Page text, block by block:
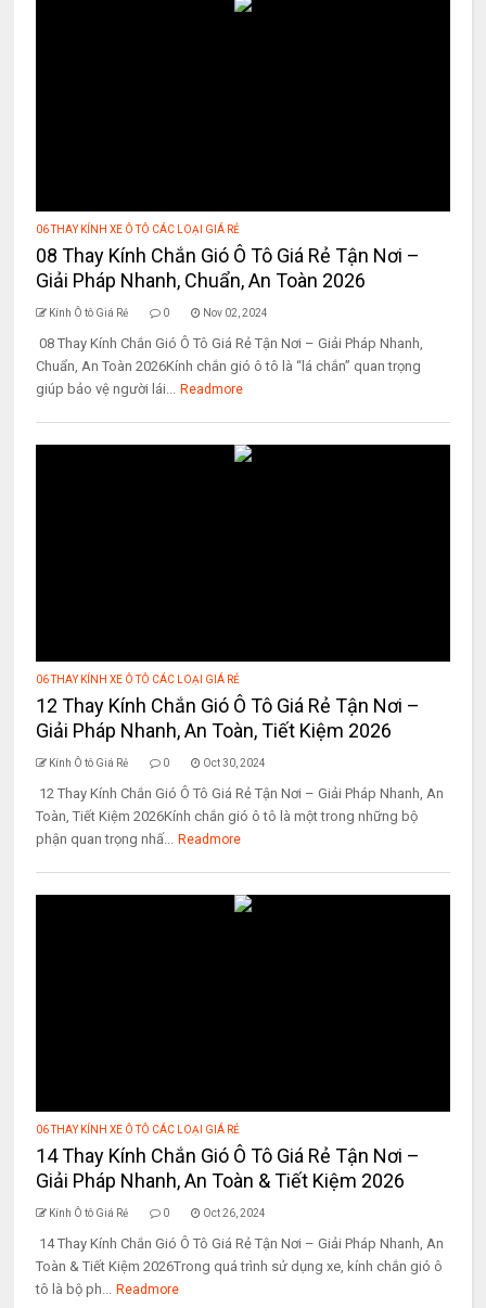
06 THAY KÍNH XE Ô TÔ CÁC LOẠI GIÁ RẺ
08 Thay Kính Chắn Gió Ô Tô Giá Rẻ Tận Nơi –
Giải Pháp Nhanh, Chuẩn, An Toàn 2026
Kính Ô tô Giá Rẻ 0 Nov 02, 2024
08 Thay Kính Chắn Gió Ô Tô Giá Rẻ Tận Nơi – Giải Pháp Nhanh,
Chuẩn, An Toàn 2026Kính chắn gió ô tô là “lá chắn” quan trọng
giúp bảo vệ người lái... Readmore
06 THAY KÍNH XE Ô TÔ CÁC LOẠI GIÁ RẺ
12 Thay Kính Chắn Gió Ô Tô Giá Rẻ Tận Nơi –
Giải Pháp Nhanh, An Toàn, Tiết Kiệm 2026
Kính Ô tô Giá Rẻ 0 Oct 30, 2024
12 Thay Kính Chắn Gió Ô Tô Giá Rẻ Tận Nơi – Giải Pháp Nhanh, An
Toàn, Tiết Kiệm 2026Kính chắn gió ô tô là một trong những bộ
phận quan trọng nhấ... Readmore
06 THAY KÍNH XE Ô TÔ CÁC LOẠI GIÁ RẺ
14 Thay Kính Chắn Gió Ô Tô Giá Rẻ Tận Nơi –
Giải Pháp Nhanh, An Toàn & Tiết Kiệm 2026
Kính Ô tô Giá Rẻ 0 Oct 26, 2024
14 Thay Kính Chắn Gió Ô Tô Giá Rẻ Tận Nơi – Giải Pháp Nhanh, An
Toàn & Tiết Kiệm 2026Trong quá trình sử dụng xe, kính chắn gió ô
tô là bộ ph... Readmore